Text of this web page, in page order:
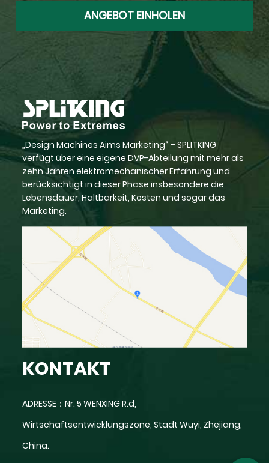
„Design Machines Aims Marketing“ – SPLITKING
verfügt über eine eigene DVP-Abteilung mit mehr als
zehn Jahren elektromechanischer Erfahrung und
berücksichtigt in dieser Phase insbesondere die
Lebensdauer, Haltbarkeit, Kosten und sogar das
Marketing.
KONTAKT
ADRESSE：Nr. 5 WENXING R.d,
Wirtschaftsentwicklungszone, Stadt Wuyi, Zhejiang,
China.